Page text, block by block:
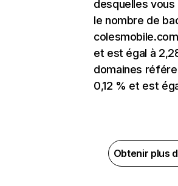
desquelles vous
le nombre de
et est égal à
domaines
0,12 % et est
Obtenir plus